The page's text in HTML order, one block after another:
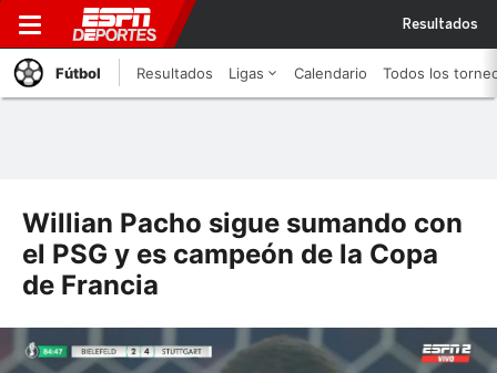
Resultados
Fútbol Resultados Ligas Calendario Todos los
Willian Pacho sigue sumando con
el PSG y es campeón de la Copa
de Francia